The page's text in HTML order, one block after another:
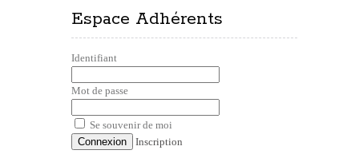
Espace Adhérents
Identifiant
Mot de passe
Se souvenir de moi
Inscription